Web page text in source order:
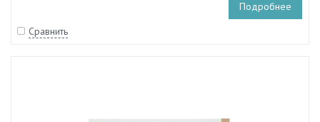
Подробнее
Сравнить